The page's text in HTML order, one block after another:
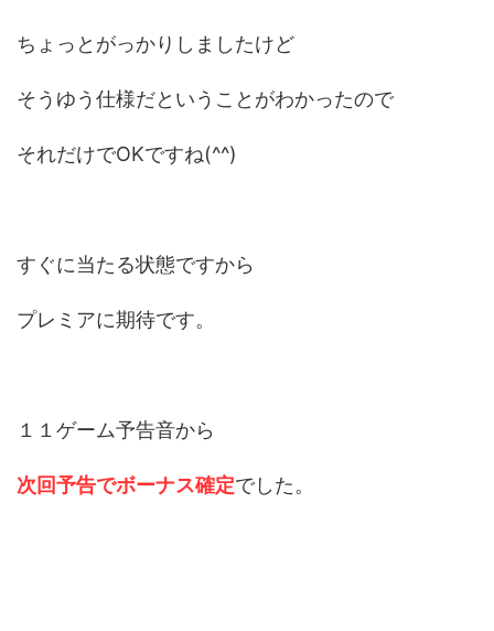
ちょっとがっかりしましたけど
そうゆう仕様だということがわかったので
それだけでOKですね(^^)
すぐに当たる状態ですから
プレミアに期待です。
１１ゲーム予告音から
次回予告でボーナス確定でした。